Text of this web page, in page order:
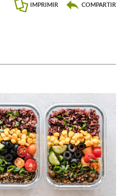
IMPRIMIR COMPARTIR